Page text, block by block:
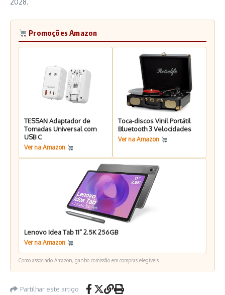
2028.
Promoções Amazon
TESSAN Adaptador de
Tomadas Universal com
USB C
Ver na Amazon
Toca-discos Vinil Portátil
Bluetooth 3 Velocidades
Ver na Amazon
Lenovo Idea Tab 11" 2.5K 256GB
Ver na Amazon
Como associado Amazon, ganho comissão em compras elegíveis.
Partilhar este artigo